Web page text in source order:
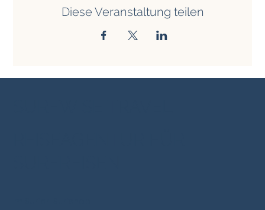
Diese Veranstaltung teilen